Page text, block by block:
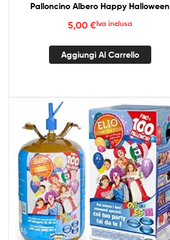
Palloncino Albero Happy Halloween
5,00 €Iva inclusa
Aggiungi Al Carrello